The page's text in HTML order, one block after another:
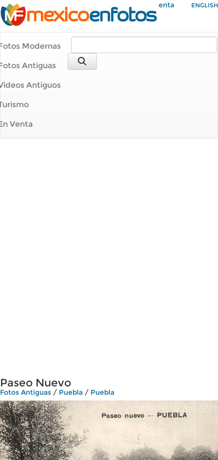
Mi Cuenta ENGLISH
Modernas
Antiguas
Antiguos
Venta
Paseo Nuevo
Fotos Antiguas / Puebla / Puebla